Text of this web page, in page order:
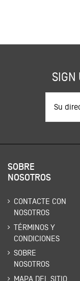
SIGN
SOBRE
NOSOTROS
CONTACTE CON
NOSOTROS
TÉRMINOS Y
CONDICIONES
SOBRE
NOSOTROS
MAPA DEL SITIO